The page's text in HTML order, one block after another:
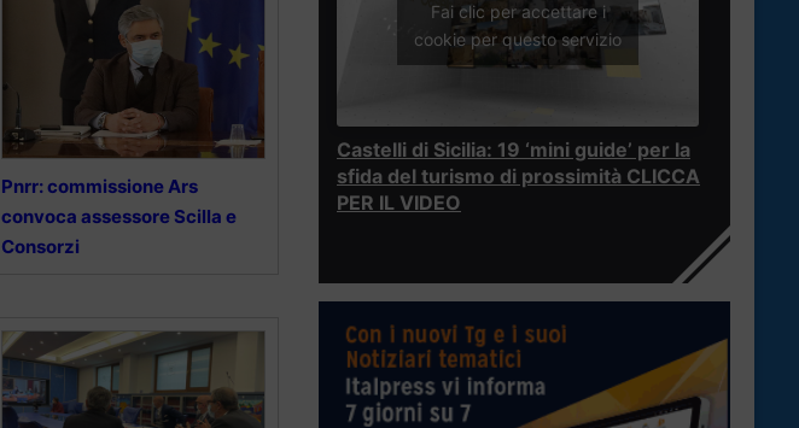
Pnrr: commissione Ars
convoca assessore Scilla e
Consorzi
Fai clic per accettare i
cookie per questo servizio
Castelli di Sicilia: 19 ‘mini guide’ per la
sfida del turismo di prossimità CLICCA
PER IL VIDEO